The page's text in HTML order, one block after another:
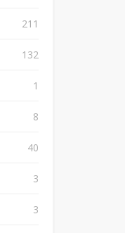
211
132
1
8
40
3
3